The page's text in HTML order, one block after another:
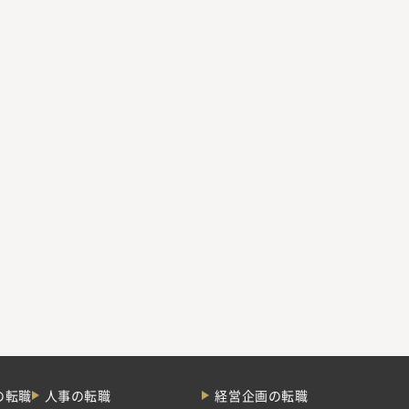
転職 人事の転職
経営企画の転職